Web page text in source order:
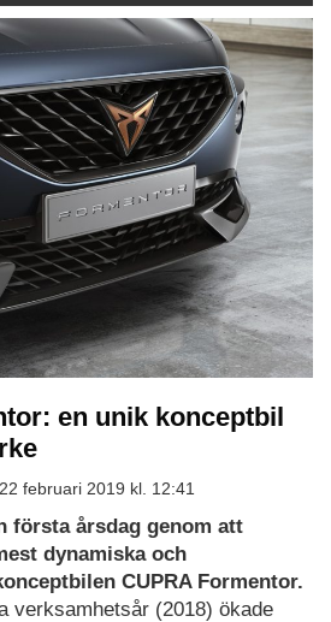
en unik konceptbil
februari 2019 kl. 12:41
första årsdag genom att
dynamiska och
CUPRA Formentor.
verksamhetsår (2018) ökade